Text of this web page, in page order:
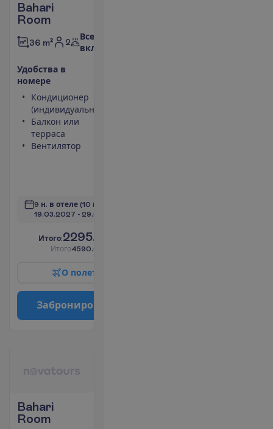
Bahari
Room
36 m² 2
Все
включено
Удобства в
номере
Кондиционер
(индивидуальный)
Балкон или
терраса
Вентилятор
9 н. в отеле (10 н. всего)
19.03.2027 - 29.03.2027
И того:2295.00
Итого4590.00
О полет
Заброниро
Bahari
Room